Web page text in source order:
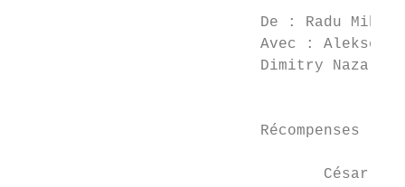
De : Radu
Avec : Alekseï
Dimitry
                           Récompenses :
César